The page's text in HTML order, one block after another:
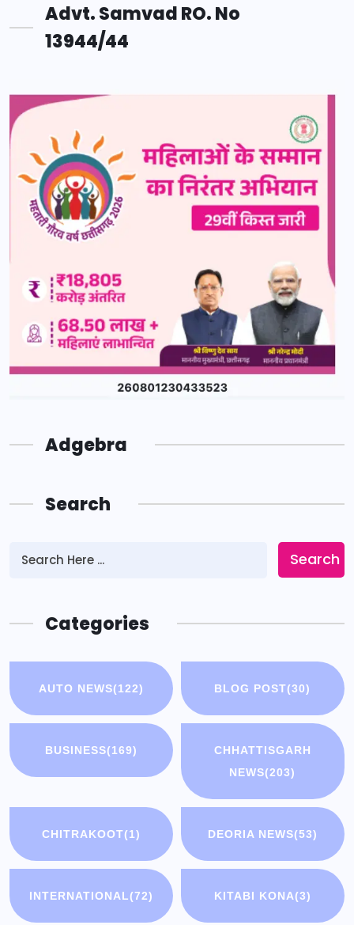
Advt. Samvad RO. No
13944/44
Adgebra
Search
Search
Categories
AUTO NEWS(122) BLOG POST(30)
BUSINESS(169)
CHHATTISGARH
NEWS(203)
CHITRAKOOT(1) DEORIA NEWS(53)
INTERNATIONAL(72) KITABI KONA(3)